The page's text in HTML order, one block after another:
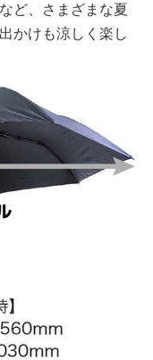
ど、さまざまな夏
かけも涼しく楽し